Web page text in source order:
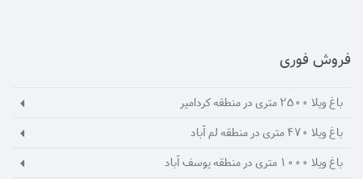
فروش فوری
باغ ویلا 2500 متری در منطقه کردامیر
باغ ویلا 470 متری در منطقه لم آباد
باغ ویلا 1000 متری در منطقه یوسف آباد